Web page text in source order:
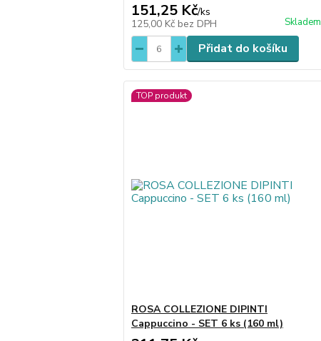
151,25 Kč/ks
125,00 Kč bez DPH Skladem
Přidat do košíku
TOP produkt
ROSA COLLEZIONE DIPINTI
Cappuccino - SET 6 ks (160 ml)